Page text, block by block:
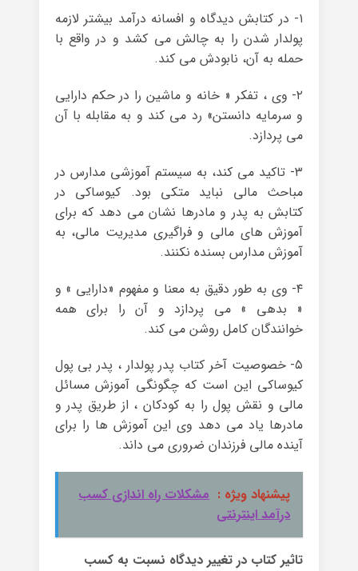
۱- در کتابش دیدگاه و افسانه درآمد بیشتر لازمه
پولدار شدن را به چالش می کشد و در واقع با
حمله به آن، نابودش می کند.
۲- وی ، تفکر « خانه و ماشین را در حکم دارایی
و سرمایه دانستن» رد می کند و به مقابله با آن
می پردازد.
۳- تاکید می کند، به سیستم آموزشی مدارس در
مباحث مالی نباید متکی بود. کیوساکی در
کتابش به پدر و مادرها نشان می دهد که برای
آموزش های مالی و فراگیری مدیریت مالی، به
آموزش مدارس بسنده نکنند.
۴- وی به طور دقیق به معنا و مفهوم «دارایی » و
« بدهی » می پردازد و آن را برای همه
خوانندگان کامل روشن می کند.
۵- خصوصیت آخر کتاب پدر پولدار ، پدر بی پول
کیوساکی این است که چگونگی آموزش مسائل
مالی و نقش پول را به کودکان ، از طریق پدر و
مادرها یاد می دهد وی این آموزش ها را برای
آینده مالی فرزندان ضروری می داند.
پیشنهاد ویژه : مشکلات راه اندازی کسب
درآمد اینترنتی
تاثیر کتاب در تغییر دیدگاه نسبت به کسب